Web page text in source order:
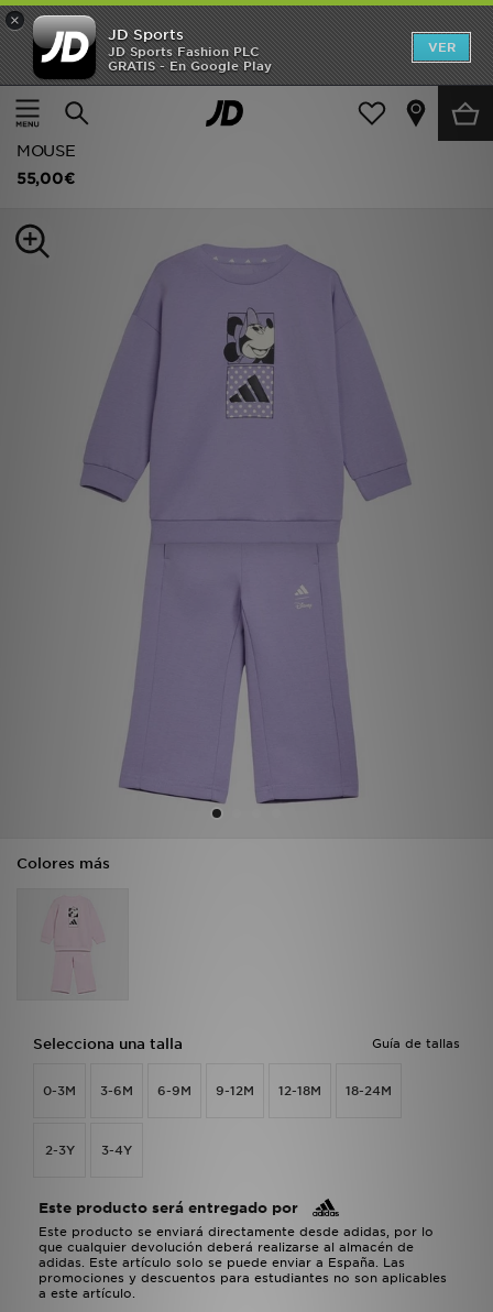
×
JD Sports
JD Sports Fashion PLC
GRATIS - En Google Play
VER
Página principal
Niños Ropa bebé (0-3 años) Chándales
adidas CONJUNTO CON CAMISETA DISNEY MINNIE
MOUSE
55,00€
Colores más
Guía de tallas
Selecciona una talla
0-3M 3-6M 6-9M 9-12M 12-18M 18-24M
2-3Y 3-4Y
Este producto será entregado por
Este producto se enviará directamente desde adidas, por lo
que cualquier devolución deberá realizarse al almacén de
adidas. Este artículo solo se puede enviar a España. Las
promociones y descuentos para estudiantes no son aplicables
a este artículo.
Hombre
Mujer
Accesorios
Estilo
Deportes & Fitness
TARJETA REGALO